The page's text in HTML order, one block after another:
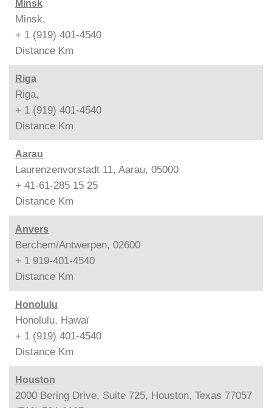
Minsk
Minsk,
+ 1 (919) 401-4540
Distance Km
Riga
Riga,
+ 1 (919) 401-4540
Distance Km
Aarau
Laurenzenvorstadt 11, Aarau, 05000
+ 41-61-285 15 25
Distance Km
Anvers
Berchem/Antwerpen, 02600
+ 1 919-401-4540
Distance Km
Honolulu
Honolulu, Hawaï
+ 1 (919) 401-4540
Distance Km
Houston
2000 Bering Drive, Suite 725, Houston, Texas 77057